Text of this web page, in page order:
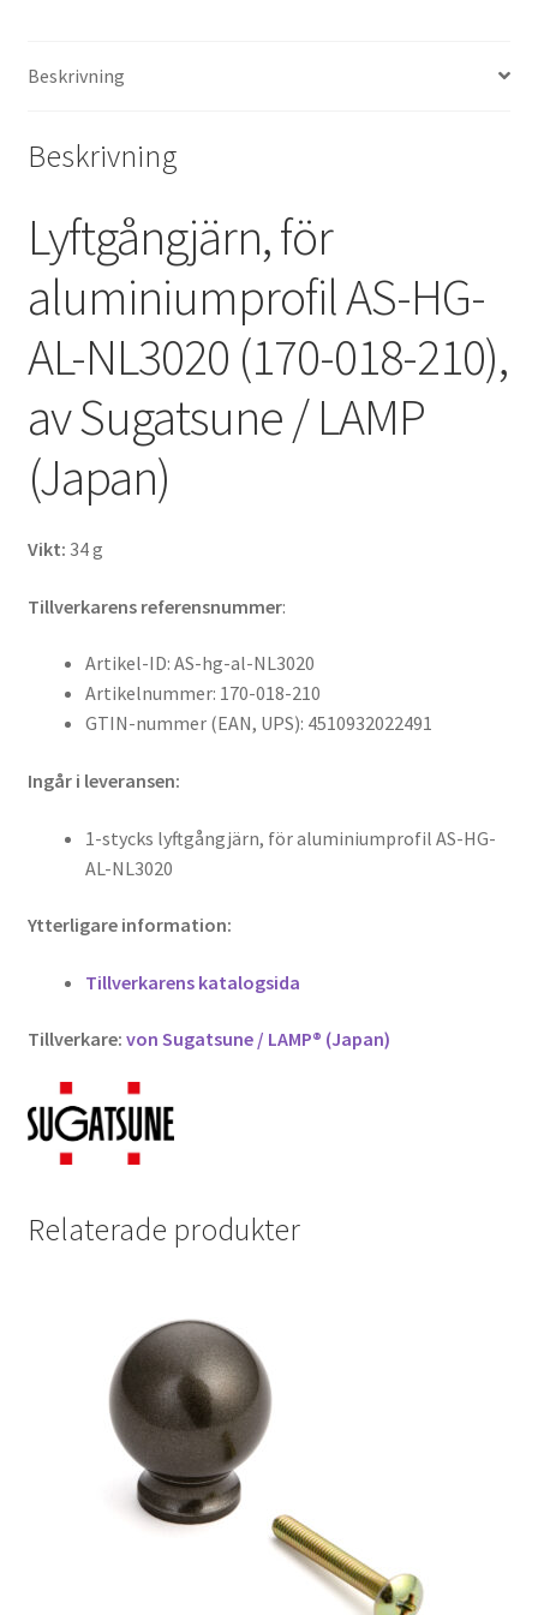
Beskrivning
Beskrivning
Lyftgångjärn, för
aluminiumprofil AS-HG-
AL-NL3020 (170-018-210),
av Sugatsune / LAMP
(Japan)
Vikt: 34 g
Tillverkarens referensnummer:
Artikel-ID: AS-hg-al-NL3020
Artikelnummer: 170-018-210
GTIN-nummer (EAN, UPS): 4510932022491
Ingår i leveransen:
1-stycks lyftgångjärn, för aluminiumprofil AS-HG-
AL-NL3020
Ytterligare information:
Tillverkarens katalogsida
Tillverkare: von Sugatsune / LAMP® (Japan)
Relaterade produkter